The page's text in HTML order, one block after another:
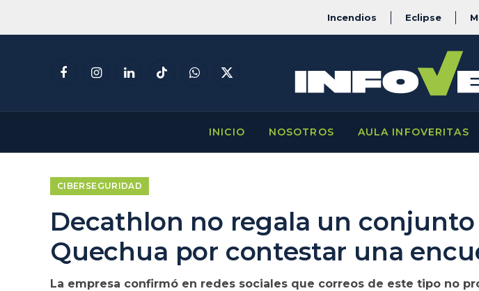
Incendios Eclipse
FacebookInstagramLinkedInTikTokWhatsApp
X
INICIO NOSOTROS AULA INFOVERITAS
CIBERSEGURIDAD
Decathlon no regala un
Quechua por contestar una
La empresa confirmó en redes sociales que correos de este tipo no